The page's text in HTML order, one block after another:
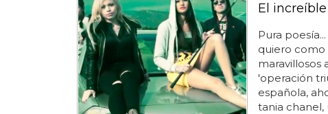
El
Pura poesía...
quiero como
maravillosos
'operación
española,
tania chanel,